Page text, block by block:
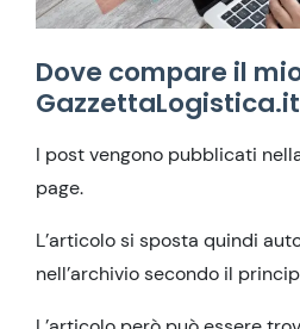
Dove compare il
I post vengono pubblicati
page.
L’articolo si sposta quindi
nell’archivio secondo il